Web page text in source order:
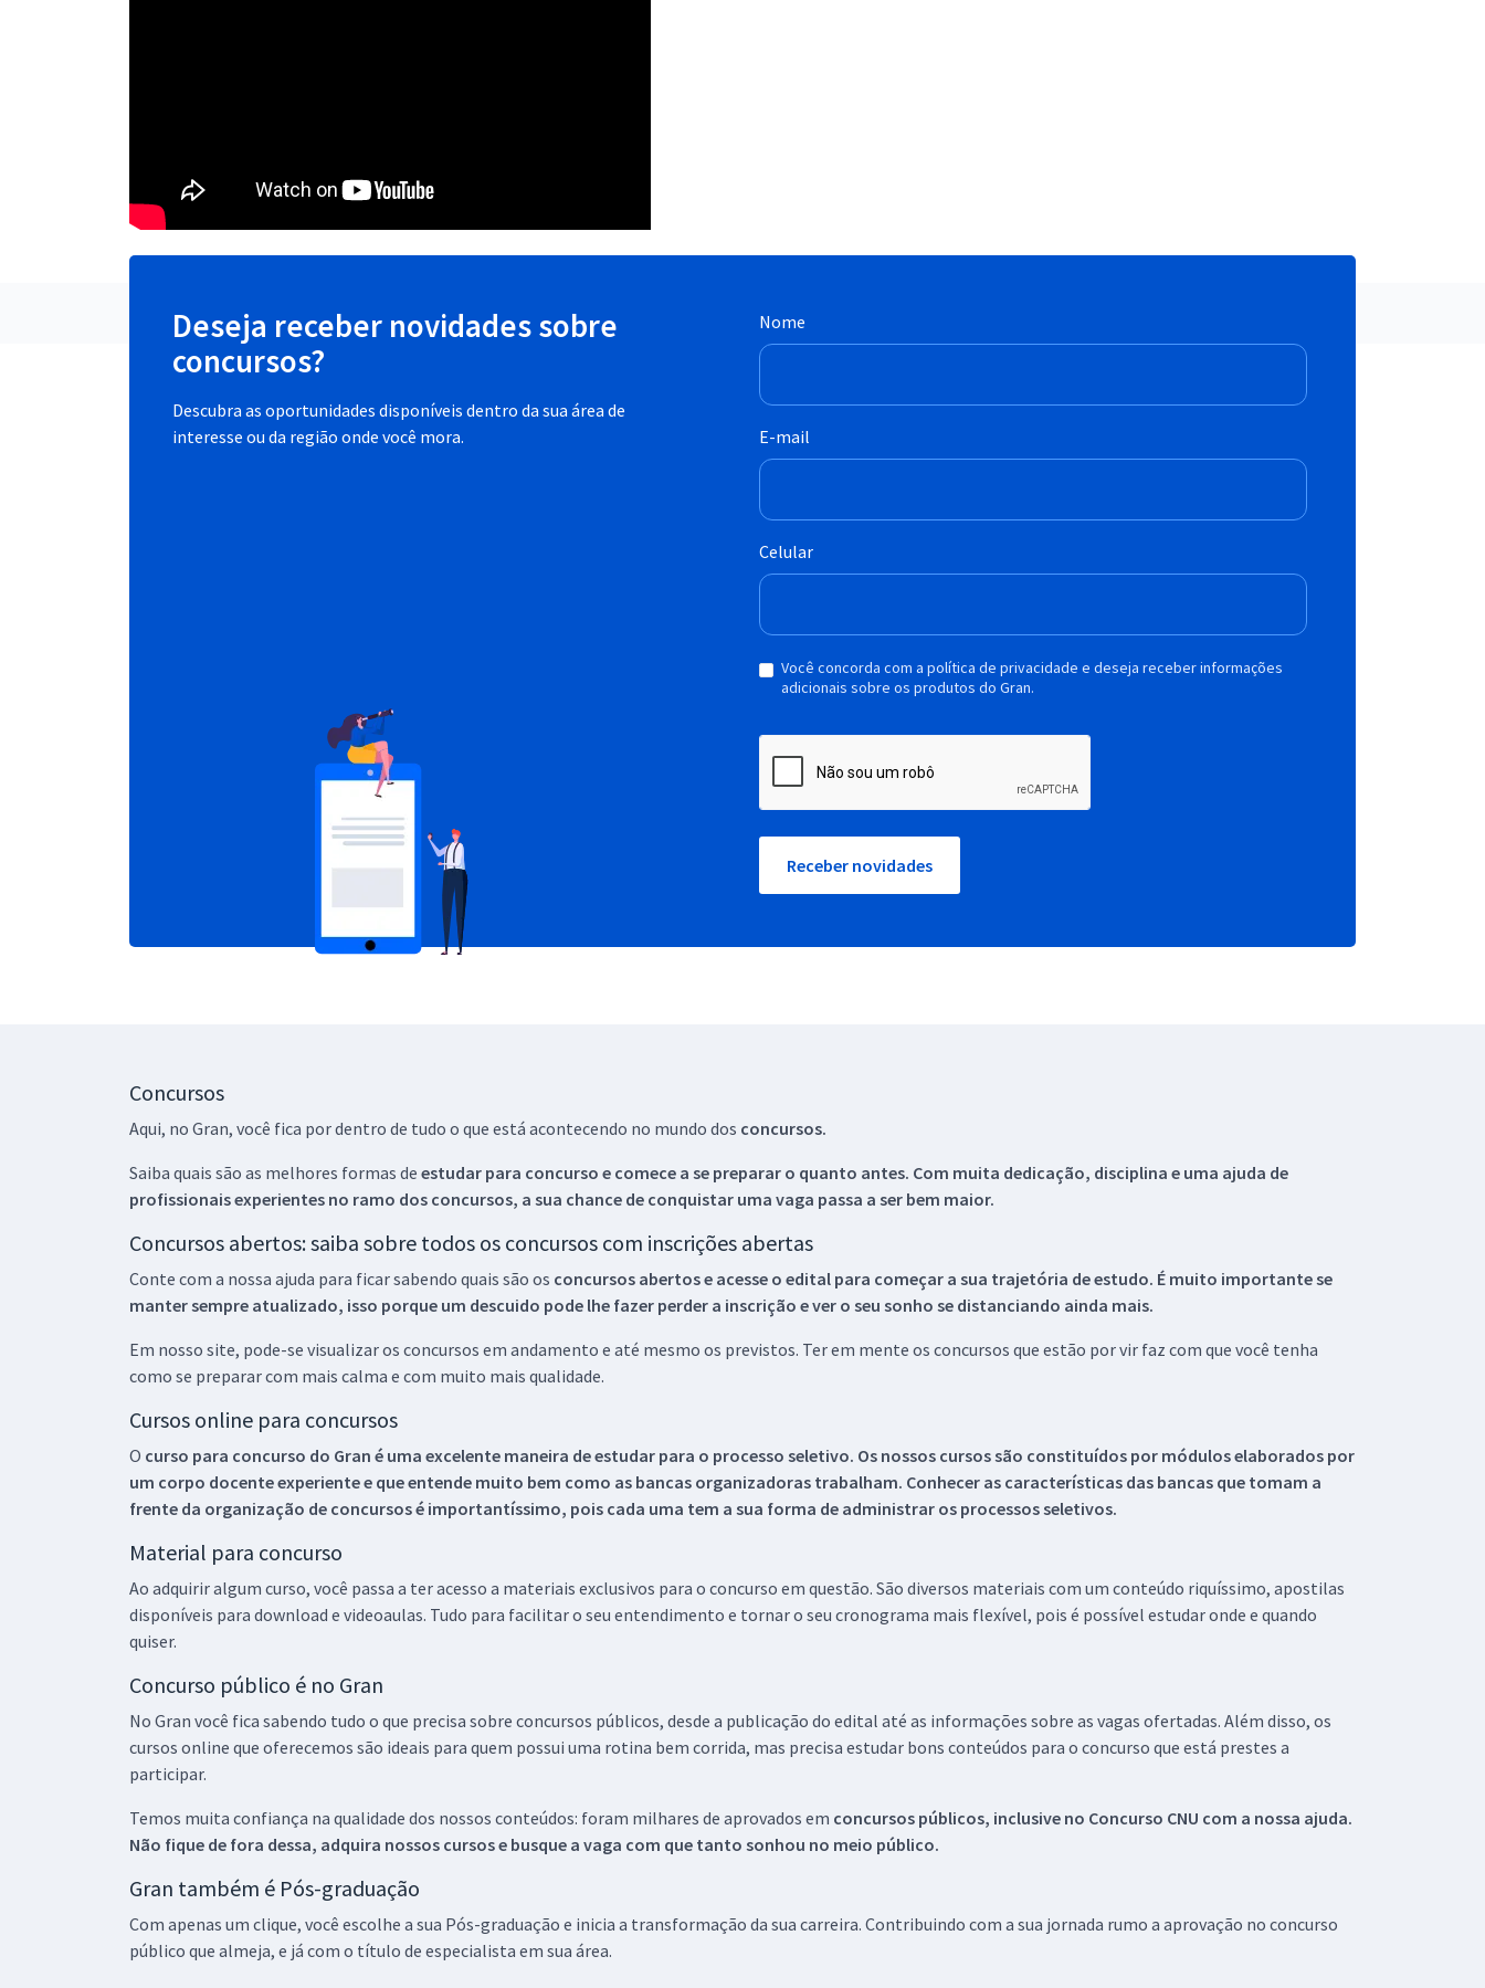
Deseja receber novidades sobre
concursos?
Descubra as oportunidades disponíveis dentro da sua área de
interesse ou da região onde você mora.
Nome
E-mail
Celular
Você concorda com a política de privacidade e deseja receber informações
adicionais sobre os produtos do Gran.
Receber novidades
Concursos
Aqui, no Gran, você fica por dentro de tudo o que está acontecendo no mundo dos concursos.
Saiba quais são as melhores formas de estudar para concurso e comece a se preparar o quanto antes. Com muita dedicação, disciplina e uma ajuda de
profissionais experientes no ramo dos concursos, a sua chance de conquistar uma vaga passa a ser bem maior.
Concursos abertos: saiba sobre todos os concursos com inscrições abertas
Conte com a nossa ajuda para ficar sabendo quais são os concursos abertos e acesse o edital para começar a sua trajetória de estudo. É muito importante se
manter sempre atualizado, isso porque um descuido pode lhe fazer perder a inscrição e ver o seu sonho se distanciando ainda mais.
Em nosso site, pode-se visualizar os concursos em andamento e até mesmo os previstos. Ter em mente os concursos que estão por vir faz com que você tenha
como se preparar com mais calma e com muito mais qualidade.
Cursos online para concursos
O curso para concurso do Gran é uma excelente maneira de estudar para o processo seletivo. Os nossos cursos são constituídos por módulos elaborados por
um corpo docente experiente e que entende muito bem como as bancas organizadoras trabalham. Conhecer as características das bancas que tomam a
frente da organização de concursos é importantíssimo, pois cada uma tem a sua forma de administrar os processos seletivos.
Material para concurso
Ao adquirir algum curso, você passa a ter acesso a materiais exclusivos para o concurso em questão. São diversos materiais com um conteúdo riquíssimo, apostilas
disponíveis para download e videoaulas. Tudo para facilitar o seu entendimento e tornar o seu cronograma mais flexível, pois é possível estudar onde e quando
quiser.
Concurso público é no Gran
No Gran você fica sabendo tudo o que precisa sobre concursos públicos, desde a publicação do edital até as informações sobre as vagas ofertadas. Além disso, os
cursos online que oferecemos são ideais para quem possui uma rotina bem corrida, mas precisa estudar bons conteúdos para o concurso que está prestes a
participar.
Temos muita confiança na qualidade dos nossos conteúdos: foram milhares de aprovados em concursos públicos, inclusive no Concurso CNU com a nossa ajuda.
Não fique de fora dessa, adquira nossos cursos e busque a vaga com que tanto sonhou no meio público.
Gran também é Pós-graduação
Com apenas um clique, você escolhe a sua Pós-graduação e inicia a transformação da sua carreira. Contribuindo com a sua jornada rumo a aprovação no concurso
público que almeja, e já com o título de especialista em sua área.